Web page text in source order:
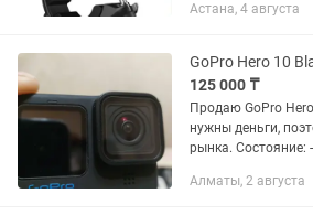
практически
Астана, 4 августа
125 000 ₸
Продаю GoPro
нужны деньги,
рынка. Состояние: - Камера в
линзе и экране -
Алматы, 2 августа